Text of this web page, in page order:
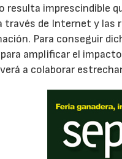
resulta imprescindible
través de Internet y
Para conseguir
amplificar el
a colaborar